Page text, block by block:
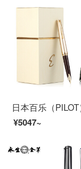
¥5047~